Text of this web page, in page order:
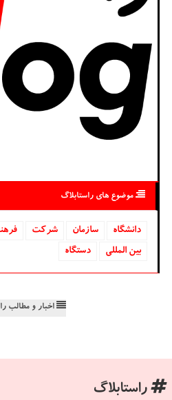
موضوع های راستابلاگ
دانشگاه‌ سازمان شركت
بین المللی
دستگاه
اخبار و مطالب
راستابلاگ